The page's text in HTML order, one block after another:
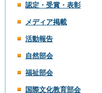
認定・受賞・表彰
メディア掲載
活動報告
自然部会
福祉部会
国際文化教育部会